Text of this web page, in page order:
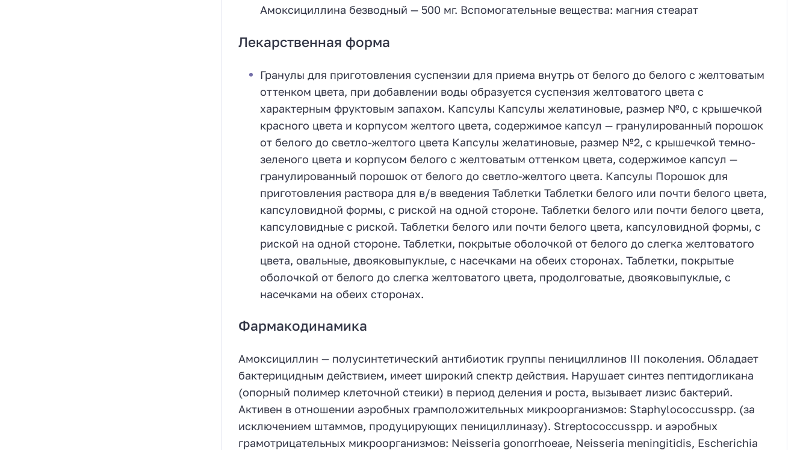
Амоксициллина безводный — 500 мг. Вспомогательные вещества: магния стеарат
Лекарственная форма
Гранулы для приготовления суспензии для приема внутрь от белого до белого с желтоватым
оттенком цвета, при добавлении воды образуется суспензия желтоватого цвета с
характерным фруктовым запахом. Капсулы Капсулы желатиновые, размер №0, с крышечкой
красного цвета и корпусом желтого цвета, содержимое капсул — гранулированный порошок
от белого до светло-желтого цвета Капсулы желатиновые, размер №2, с крышечкой темно-
зеленого цвета и корпусом белого с желтоватым оттенком цвета, содержимое капсул —
гранулированный порошок от белого до светло-желтого цвета. Капсулы Порошок для
приготовления раствора для в/в введения Таблетки Таблетки белого или почти белого цвета,
капсуловидной формы, с риской на одной стороне. Таблетки белого или почти белого цвета,
капсуловидные с риской. Таблетки белого или почти белого цвета, капсуловидной формы, с
риской на одной стороне. Таблетки, покрытые оболочкой от белого до слегка желтоватого
цвета, овальные, двояковыпуклые, с насечками на обеих сторонах. Таблетки, покрытые
оболочкой от белого до слегка желтоватого цвета, продолговатые, двояковыпуклые, с
насечками на обеих сторонах.
Фармакодинамика
Амоксициллин — полусинтетический антибиотик группы пенициллинов III поколения. Обладает
бактерицидным действием, имеет широкий спектр действия. Нарушает синтез пептидогликана
(опорный полимер клеточной стеики) в период деления и роста, вызывает лизис бактерий.
Активен в отношении аэробных грамположительных микроорганизмов: Staphylococcusspp. (за
исключением штаммов, продуцирующих пенициллиназу). Streptococcusspp. и аэробных
грамотрицательных микроорганизмов: Neisseria gonorrhoeae, Neisseria meningitidis, Escherichia